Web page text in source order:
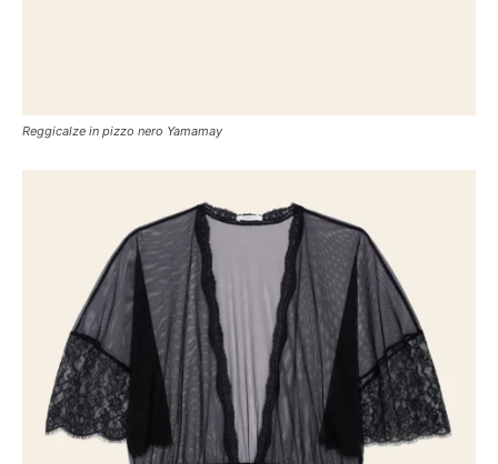
Reggicalze in pizzo nero Yamamay